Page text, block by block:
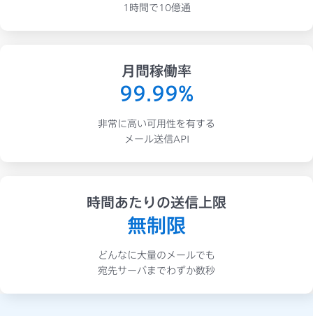
1時間で10億通
月間稼働率
99.99%
非常に高い可用性を有する
メール送信API
時間あたりの送信上限
無制限
どんなに大量のメールでも
宛先サーバまでわずか数秒